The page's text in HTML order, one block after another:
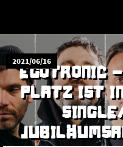
2021/06/16
EGOTRONIC
PLATZ IST